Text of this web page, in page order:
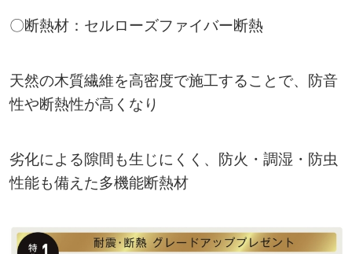
〇断熱材：セルローズファイバー断熱
天然の木質繊維を高密度で施工することで、防音
性や断熱性が高くなり
劣化による隙間も生じにくく、防火・調湿・防虫
性能も備えた多機能断熱材